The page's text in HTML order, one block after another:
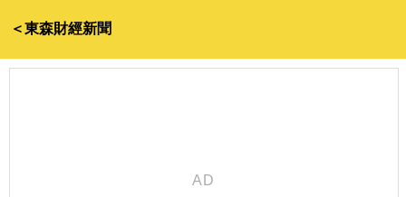
＜東森財經新聞